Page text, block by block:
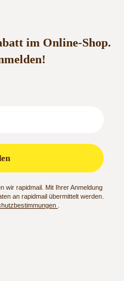
im Online-Shop.
wir rapidmail. Mit Ihrer Anmeldung
an rapidmail übermittelt werden.